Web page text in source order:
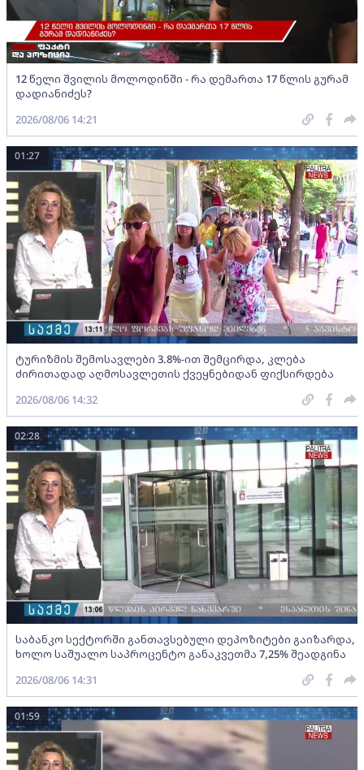
12 წელი შვილის მოლოდინში - რა დემართა 17 წლის გურამ
დადიანიძეს?
2026/08/06 14:21
ტურიზმის შემოსავლები 3.8%-ით შემცირდა, კლება
ძირითადად აღმოსავლეთის ქვეყნებიდან ფიქსირდება
01:27
2026/08/06 14:32
საბანკო სექტორში განთავსებული დეპოზიტები გაიზარდა,
ხოლო საშუალო საპროცენტო განაკვეთმა 7,25% შეადგინა
02:28
2026/08/06 14:31
01:59